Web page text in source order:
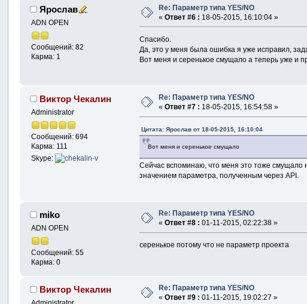
Ярослав
ADN OPEN
Сообщений: 82
Карма: 1
Re: Параметр типа YES/NO
«Ответ #6 : 18-05-2015, 16:10:04 »
Спасибо.
Да, это у меня была ошибка я уже исправил,
Вот меня и серенькое смущало а теперь уже и
Виктор Чекалин
Administrator
Сообщений: 694
Карма: 111
Skype:
Re: Параметр типа YES/NO
«Ответ #7 : 18-05-2015, 16:54:58 »
Цитата: Ярослав от 18-05-2015, 16:10:04
Вот меня и серенькое смущало
Сейчас вспоминаю, что меня это тоже смущало
значением параметра, полученным через API.
miko
ADN OPEN
Сообщений: 55
Карма: 0
Re: Параметр типа YES/NO
«Ответ #8 : 01-11-2015, 02:22:38 »
серенькое потому что не параметр проекта
Виктор Чекалин
Re: Параметр типа YES/NO
«Ответ #9 : 01-11-2015, 19:02:27 »